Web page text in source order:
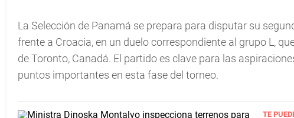
La Selección de Panamá se prepara para disputar su
frente a Croacia, en un duelo correspondiente al grupo L,
de Toronto, Canadá. El partido es clave para las
puntos importantes en esta fase del torneo.
TE